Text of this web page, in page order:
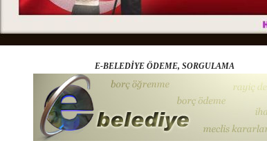
E-BELEDİYE ÖDEME, SORGULAMA